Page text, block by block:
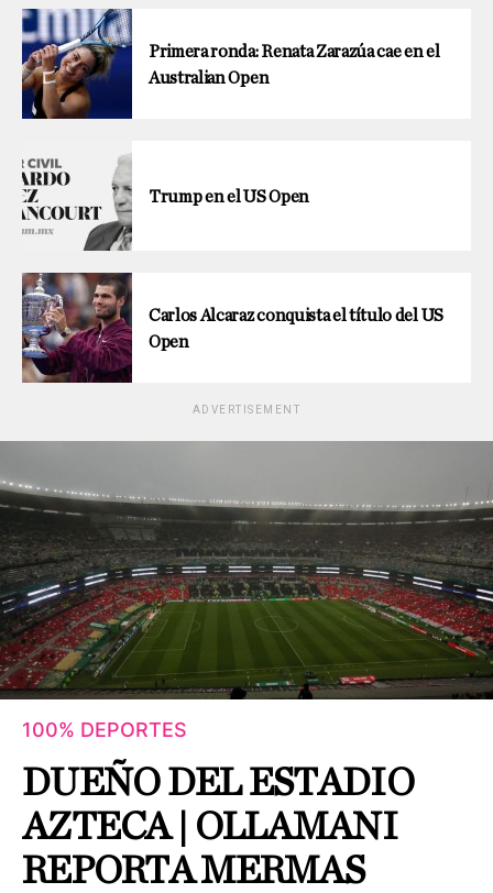
Primera ronda: Renata Zarazúa cae en el
Australian Open
Trump en el US Open
Carlos Alcaraz conquista el título del US
Open
ADVERTISEMENT
100% DEPORTES
DUEÑO DEL ESTADIO
AZTECA | OLLAMANI
REPORTA MERMAS